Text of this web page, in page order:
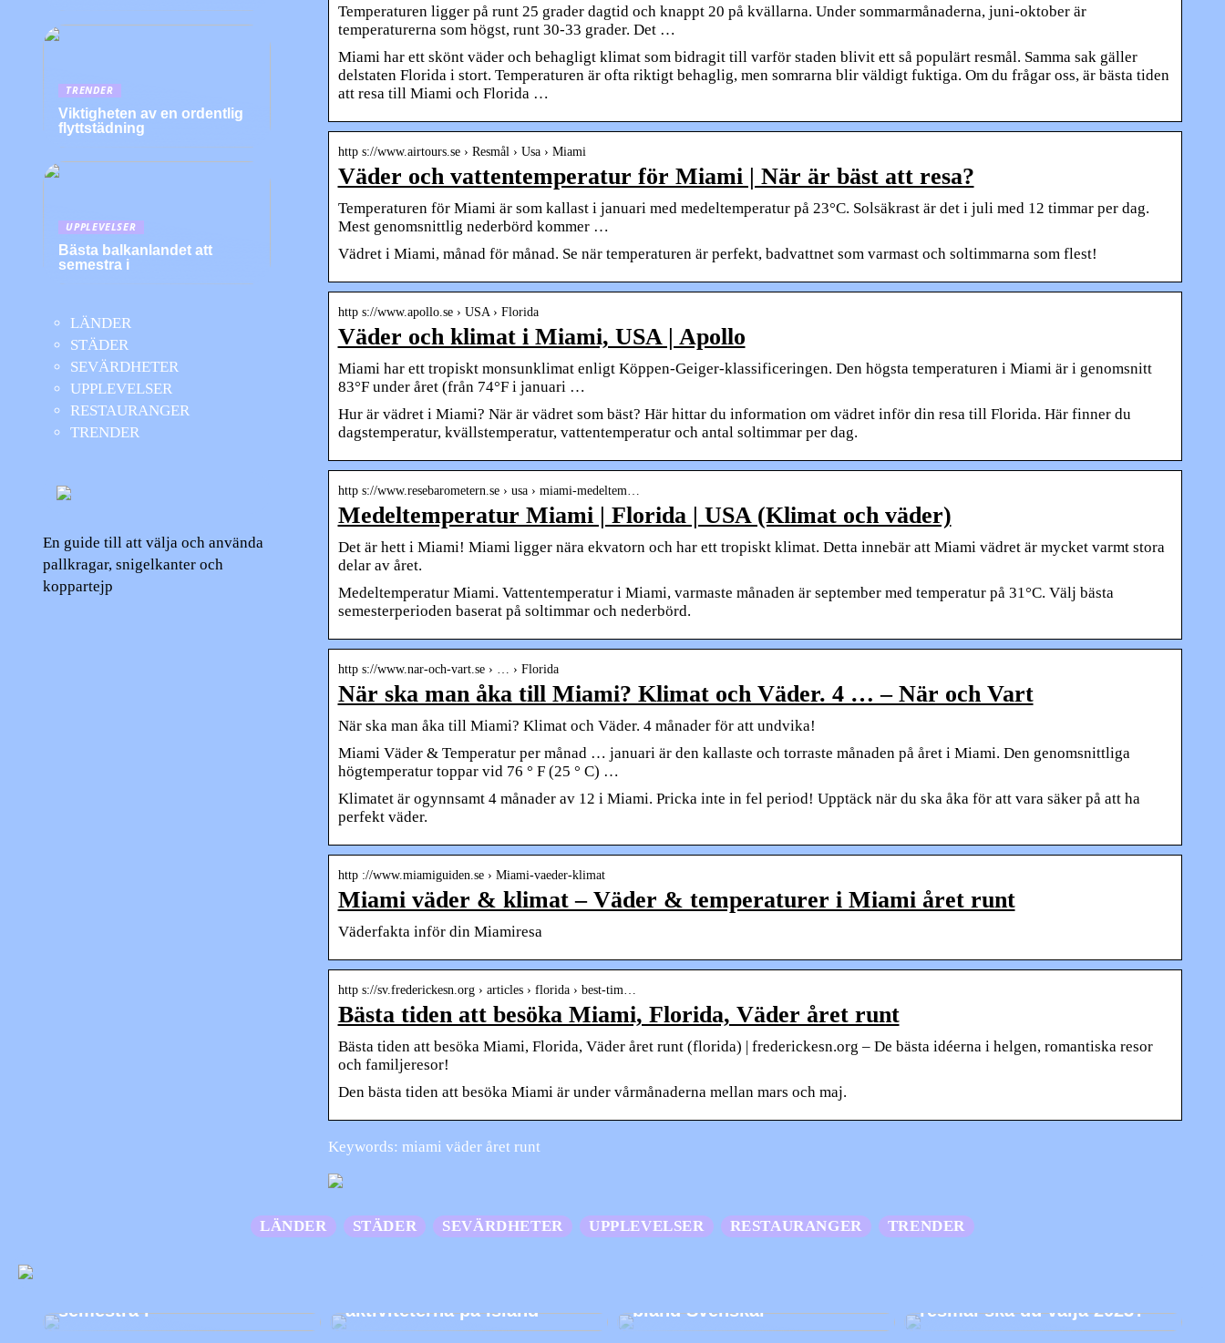
Temperaturen ligger på runt 25 grader dagtid och knappt 20 på kvällarna. Under sommarmånaderna, juni-oktober är
temperaturerna som högst, runt 30-33 grader. Det …
Miami har ett skönt väder och behagligt klimat som bidragit till varför staden blivit ett så populärt resmål. Samma sak gäller
delstaten Florida i stort. Temperaturen är ofta riktigt behaglig, men somrarna blir väldigt fuktiga. Om du frågar oss, är bästa tiden
att resa till Miami och Florida …
http s://www.airtours.se › Resmål › Usa › Miami
Väder och vattentemperatur för Miami | När är bäst att resa?
Temperaturen för Miami är som kallast i januari med medeltemperatur på 23°C. Solsäkrast är det i juli med 12 timmar per dag.
Mest genomsnittlig nederbörd kommer …
Vädret i Miami, månad för månad. Se när temperaturen är perfekt, badvattnet som varmast och soltimmarna som flest!
http s://www.apollo.se › USA › Florida
Väder och klimat i Miami, USA | Apollo
Miami har ett tropiskt monsunklimat enligt Köppen-Geiger-klassificeringen. Den högsta temperaturen i Miami är i genomsnitt
83°F under året (från 74°F i januari …
Hur är vädret i Miami? När är vädret som bäst? Här hittar du information om vädret inför din resa till Florida. Här finner du
dagstemperatur, kvällstemperatur, vattentemperatur och antal soltimmar per dag.
http s://www.resebarometern.se › usa › miami-medeltem…
Medeltemperatur Miami | Florida | USA (Klimat och väder)
Det är hett i Miami! Miami ligger nära ekvatorn och har ett tropiskt klimat. Detta innebär att Miami vädret är mycket varmt stora
delar av året.
Medeltemperatur Miami. Vattentemperatur i Miami, varmaste månaden är september med temperatur på 31°C. Välj bästa
semesterperioden baserat på soltimmar och nederbörd.
http s://www.nar-och-vart.se › … › Florida
När ska man åka till Miami? Klimat och Väder. 4 … – När och Vart
När ska man åka till Miami? Klimat och Väder. 4 månader för att undvika!
Miami Väder & Temperatur per månad … januari är den kallaste och torraste månaden på året i Miami. Den genomsnittliga
högtemperatur toppar vid 76 ° F (25 ° C) …
Klimatet är ogynnsamt 4 månader av 12 i Miami. Pricka inte in fel period! Upptäck när du ska åka för att vara säker på att ha
perfekt väder.
http ://www.miamiguiden.se › Miami-vaeder-klimat
Miami väder & klimat – Väder & temperaturer i Miami året runt
Väderfakta inför din Miamiresa
http s://sv.frederickesn.org › articles › florida › best-tim…
Bästa tiden att besöka Miami, Florida, Väder året runt
Bästa tiden att besöka Miami, Florida, Väder året runt (florida) | frederickesn.org – De bästa idéerna i helgen, romantiska resor
och familjeresor!
Den bästa tiden att besöka Miami är under vårmånaderna mellan mars och maj.
Keywords: miami väder året runt
TRENDER
Viktigheten av en ordentlig
flyttstädning
UPPLEVELSER
Bästa balkanlandet att
semestra i
LÄNDER
STÄDER
SEVÄRDHETER
UPPLEVELSER
RESTAURANGER
TRENDER
En guide till att välja och använda
pallkragar, snigelkanter och
koppartejp
LÄNDER STÄDER SEVÄRDHETER UPPLEVELSER RESTAURANGER TRENDER
semestra i
aktiviteterna på Island
bland Svenskar
resmål ska du välja 2023?